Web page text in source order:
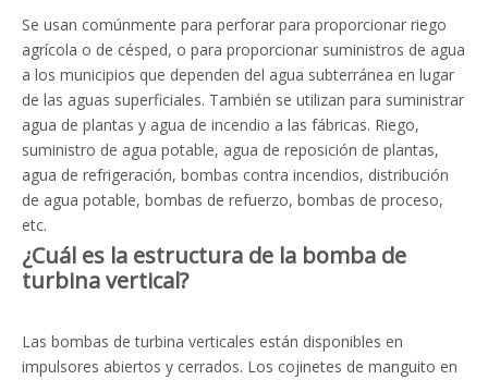
Se usan comúnmente para perforar para proporcionar riego
agrícola o de césped, o para proporcionar suministros de agua
a los municipios que dependen del agua subterránea en lugar
de las aguas superficiales. También se utilizan para suministrar
agua de plantas y agua de incendio a las fábricas. Riego,
suministro de agua potable, agua de reposición de plantas,
agua de refrigeración, bombas contra incendios, distribución
de agua potable, bombas de refuerzo, bombas de proceso,
etc.
¿Cuál es la estructura de la bomba de
turbina vertical?
Las bombas de turbina verticales están disponibles en
impulsores abiertos y cerrados. Los cojinetes de manguito en